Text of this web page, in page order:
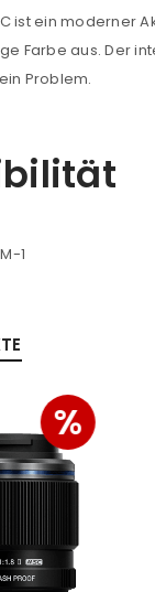
C ist ein
Farbe aus. Der
Problem.
1
%